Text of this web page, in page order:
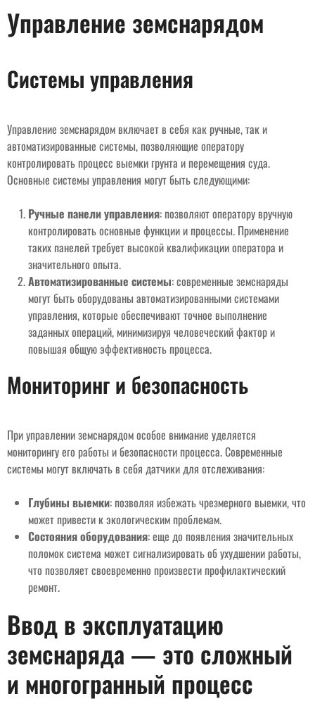
Управление земснарядом
Системы управления
Управление земснарядом включает в себя как ручные, так и
автоматизированные системы, позволяющие оператору
контролировать процесс выемки грунта и перемещения суда.
Основные системы управления могут быть следующими:
Ручные панели управления: позволяют оператору вручную
контролировать основные функции и процессы. Применение
таких панелей требует высокой квалификации оператора и
значительного опыта.
Автоматизированные системы: современные земснаряды
могут быть оборудованы автоматизированными системами
управления, которые обеспечивают точное выполнение
заданных операций, минимизируя человеческий фактор и
повышая общую эффективность процесса.
Мониторинг и безопасность
При управлении земснарядом особое внимание уделяется
мониторингу его работы и безопасности процесса. Современные
системы могут включать в себя датчики для отслеживания:
Глубины выемки: позволяя избежать чрезмерного выемки, что
может привести к экологическим проблемам.
Состояния оборудования: еще до появления значительных
поломок система может сигнализировать об ухудшении работы,
что позволяет своевременно произвести профилактический
ремонт.
Ввод в эксплуатацию
земснаряда — это сложный
и многогранный процесс